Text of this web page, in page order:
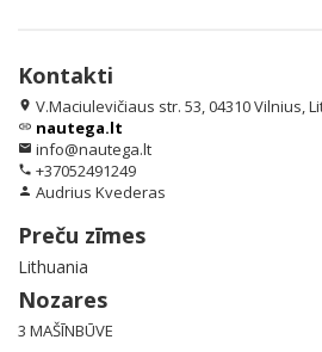
Kontakti
location_on V.Maciulevičiaus str. 53, 04310 Vilnius,
link nautega.lt
email info@nautega.lt
phone +37052491249
person Audrius Kvederas
Preču zīmes
Lithuania
Nozares
3 MAŠĪNBŪVE